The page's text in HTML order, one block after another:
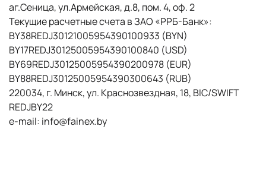
аг.Сеница, ул.Армейская, д.8, пом. 4, оф. 2
Текущие расчетные счета в ЗАО «РРБ-Банк»:
BY38REDJ30121005954390100933 (BYN)
BY17REDJ30125005954390100840 (USD)
BY69REDJ30125005954390200978 (EUR)
BY88REDJ30125005954390300643 (RUB)
220034, г. Минск, ул. Краснозвездная, 18, BIC/SWIFT
REDJBY22
e-mail: info@fainex.by